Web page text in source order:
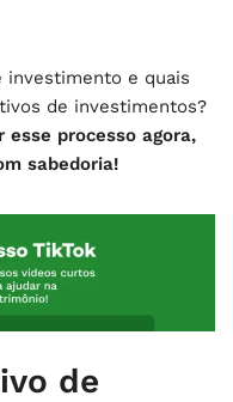
investimento e quais
de investimentos?
esse processo agora,
sabedoria!
de